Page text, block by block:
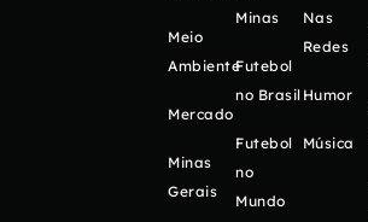
Meio
Ambiente
Mercado
Minas
Gerais
Minas
Futebol
no Brasil
Futebol
no
Mundo
Nas
Redes
Humor
Música